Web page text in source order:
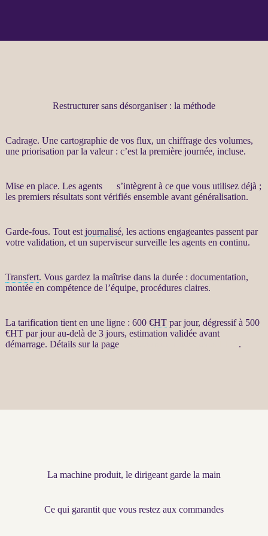
Restructurer sans désorganiser : la méthode
Cadrage. Une cartographie de vos flux, un chiffrage des volumes,
une priorisation par la valeur : c’est la première journée, incluse.
Mise en place. Les agents
s’intègrent à ce que vous utilisez déjà ;
les premiers résultats sont vérifiés ensemble avant généralisation.
Garde-fous. Tout est journalisé, les actions engageantes passent par
votre validation, et un superviseur surveille les agentsen continu.
Transfert. Vous gardez la maîtrise dans la durée : documentation,
montée en compétence de l’équipe, procédures claires.
La tarification tient en une ligne : 600 €HTpar jour, dégressif à 500
€HTpar jour au-delà de 3 jours, estimation validée avant
démarrage. Détails sur la page
.
La machine produit, le dirigeant garde la main
Ce qui garantit que vous restez aux commandes